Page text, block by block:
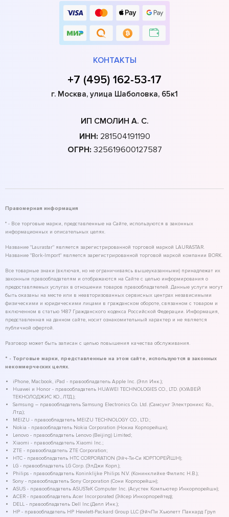
КОНТАКТЫ
+7 (495) 162-53-17
г. Москва, улица Шаболовка, 65к1
ИП СМОЛИН А. С.
ИНН: 281504191190
ОГРН: 325619600127587
Правомерная информация
* - Все торговые марки, представленные на Сайте, используются в законных
информационных и описательных целях.
Название "Laurastar" является зарегистрированной торговой маркой LAURASTAR.
Название "Bork-Import" является зарегистрированной торговой маркой компании BORK.
Все товарные знаки (включая, но не ограничиваясь вышеуказанными) принадлежат их
законным правообладателям и отображаются на Сайте с целью информирования о
предоставляемых услугах в отношении товаров правообладателей. Данные услуги могут
быть оказаны на месте или в неавторизованных сервисных центрах независимыми
физическими и юридическими лицами в гражданском обороте, связанном с товаром и
включенном в статью 1487 Гражданского кодекса Российской Федерации. Информация,
представленная на данном сайте, носит ознакомительный характер и не является
публичной офертой.
Разговор может быть записан с целью повышения качества обслуживания.
* - Торговые марки, представленные на этом сайте, используются в законных
некоммерческих целях.
iPhone, Macbook, iPad - правообладатель Apple Inc. (Эпл Инк.);
Huawei и Honor - правообладатель HUAWEI TECHNOLOGIES CO., LTD. (ХУАВЕЙ
ТЕКНОЛОДЖИС КО., ЛТД.);
Samsung – правообладатель Samsung Electronics Co. Ltd. (Самсунг Электроникс Ко.,
Лтд.);
MEIZU - правообладатель MEIZU TECHNOLOGY CO., LTD.;
Nokia - правообладатель Nokia Corporation (Нокиа Корпорейшн);
Lenovo - правообладатель Lenovo (Beijing) Limited;
Xiaomi - правообладатель Xiaomi Inc.;
ZTE - правообладатель ZTE Corporation;
HTC - правообладатель HTC CORPORATION (Эйч-Ти-Си КОРПОРЕЙШН);
LG - правообладатель LG Corp. (ЭлДжи Корп.);
Philips - правообладатель Koninklijke Philips N.V. (Конинклийке Филипс Н.В.);
Sony - правообладатель Sony Corporation (Сони Корпорейшн);
ASUS - правообладатель ASUSTeK Computer Inc. (Асустек Компьютер Инкорпорейшн);
ACER - правообладатель Acer Incorporated (Эйсер Инкорпорейтед);
DELL - правообладатель Dell Inc.(Делл Инк.);
HP - правообладатель HP Hewlett-Packard Group LLC (ЭйчПи Хьюлетт Паккард Груп